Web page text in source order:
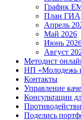
График
План ГИА,
Апрель
Май 2026
Июнь
Август
Методист
НП «Молодежь
Контакты
Управление
Консультации
Поделись